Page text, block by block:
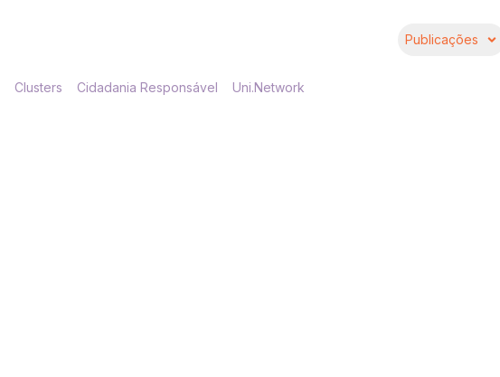
Publicações
Clusters Cidadania Responsável Uni.Network